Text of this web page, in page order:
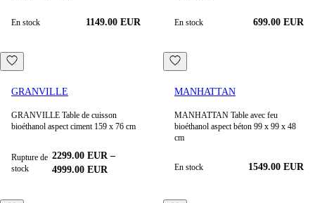
En stock 1149.00 EUR En stock 699.00 EUR
GRANVILLE
GRANVILLE Table de cuisson
bioéthanol aspect ciment 159 x 76 cm
Rupture de
stock
2299.00 EUR –
4999.00 EUR
MANHATTAN
MANHATTAN Table avec feu
bioéthanol aspect béton 99 x 99 x 48
cm
En stock 1549.00 EUR